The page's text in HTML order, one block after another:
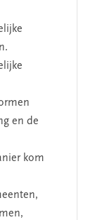
en de
kom